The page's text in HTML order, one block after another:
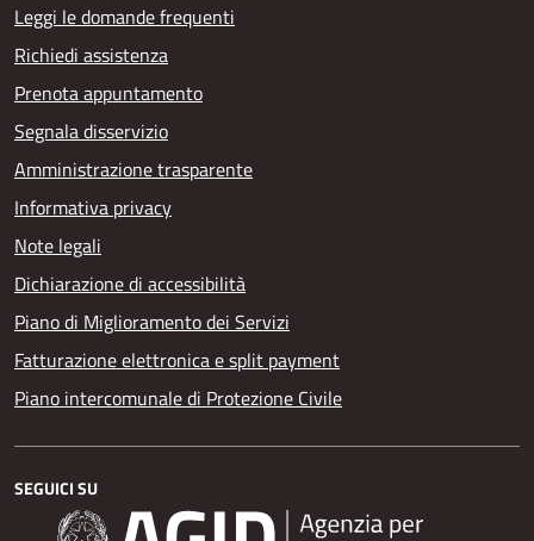
Leggi le domande frequenti
Richiedi assistenza
Prenota appuntamento
Segnala disservizio
Amministrazione trasparente
Informativa privacy
Note legali
Dichiarazione di accessibilità
Piano di Miglioramento dei Servizi
Fatturazione elettronica e split payment
Piano intercomunale di Protezione Civile
SEGUICI SU